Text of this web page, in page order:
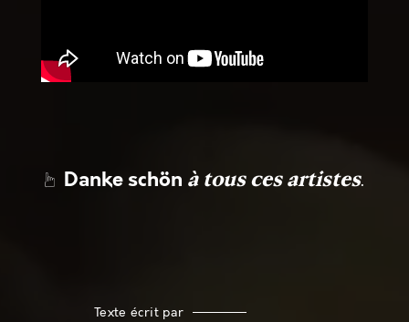
☞ Danke schön à tous ces artistes.
Texte écrit par